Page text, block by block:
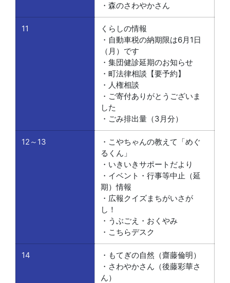
・森のさわやかさん
11
くらしの情報
・自動車税の納期限は6月1日
（月）です
・集団健診延期のお知らせ
・町法律相談【要予約】
・人権相談
・ご寄付ありがとうございま
した
・ごみ排出量（3月分）
12～13
・こやちゃんの教えて「めぐ
るくん」
・いきいきサポートだより
・イベント・行事等中止（延
期）情報
・広報クイズまちがいさが
し！
・うぶごえ・おくやみ
・こちらデスク
14
・もてぎの自然（齋藤倫明）
・さわやかさん（後藤彩華さ
ん）